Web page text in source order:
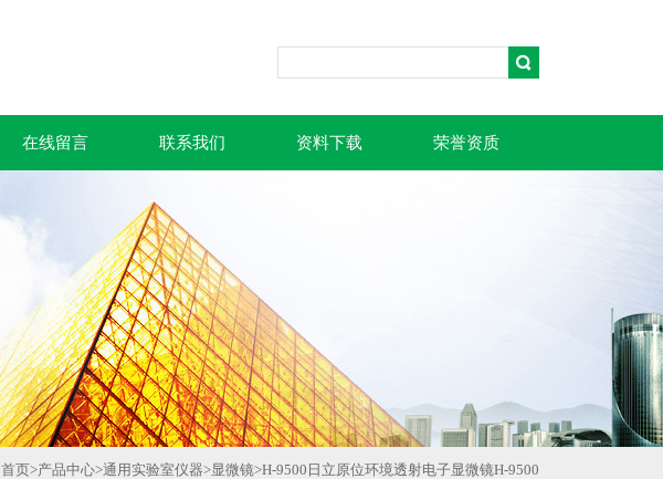
在线留言 联系我们 资料下载 荣誉资质
首页>产品中心>通用实验室仪器>显微镜>H-9500日立原位环境透射电子显微镜H-9500